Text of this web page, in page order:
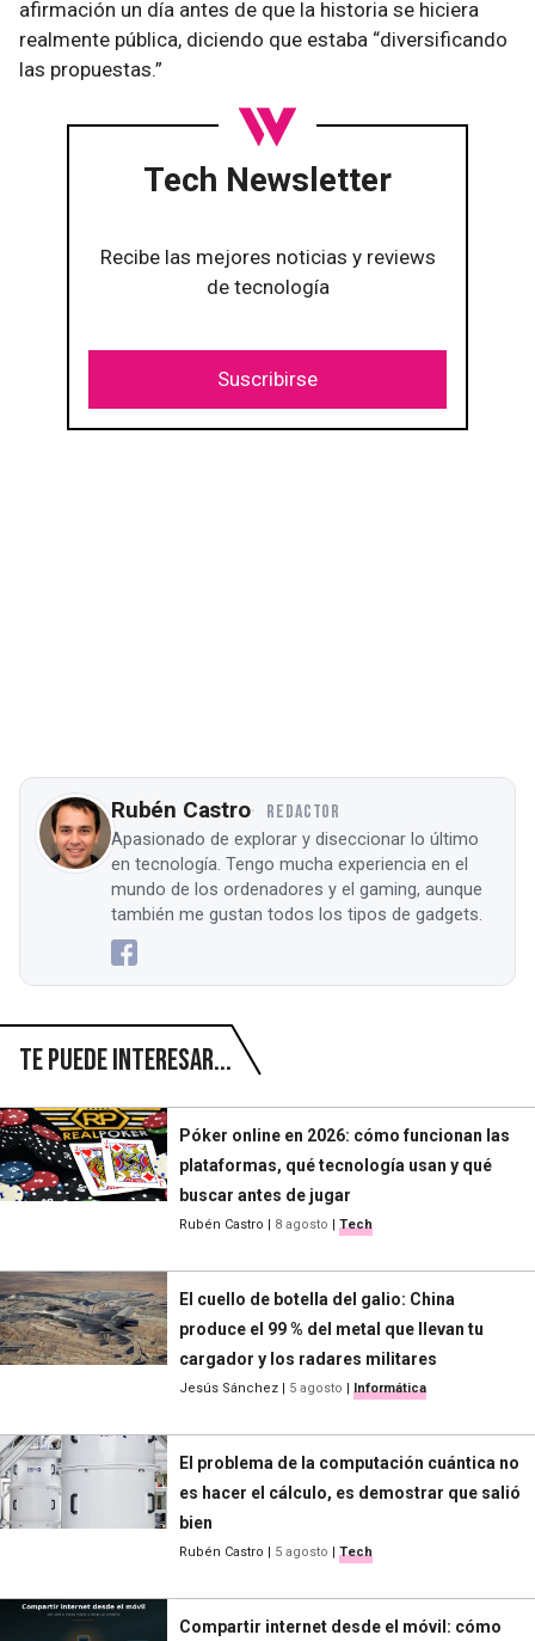
afirmación un día antes de que la historia se hiciera
realmente pública, diciendo que estaba “diversificando
las propuestas.”
Tech Newsletter
Recibe las mejores noticias y reviews
de tecnología
Suscribirse
Rubén Castro REDACTOR
Apasionado de explorar y diseccionar lo último
en tecnología. Tengo mucha experiencia en el
mundo de los ordenadores y el gaming, aunque
también me gustan todos los tipos de gadgets.
Te puede interesar...
Póker online en 2026: cómo funcionan las
plataformas, qué tecnología usan y qué
buscar antes de jugar
Rubén Castro | 8 agosto | Tech
El cuello de botella del galio: China
produce el 99 % del metal que llevan tu
cargador y los radares militares
Jesús Sánchez | 5 agosto | Informática
El problema de la computación cuántica no
es hacer el cálculo, es demostrar que salió
bien
Rubén Castro | 5 agosto | Tech
Compartir internet desde el móvil: cómo